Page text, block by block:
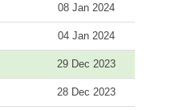
08 Jan 2024
04 Jan 2024
29 Dec 2023
28 Dec 2023